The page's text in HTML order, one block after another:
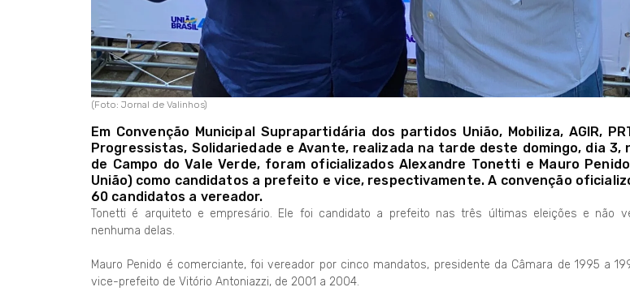
(Foto: Jornal de Valinhos)
Em Convenção Municipal Suprapartidária dos partidos União, Mobiliza, AGIR,
Progressistas, Solidariedade e Avante, realizada na tarde deste domingo, dia 3,
de Campo do Vale Verde, foram oficializados Alexandre Tonetti e Mauro
União) como candidatos a prefeito e vice, respectivamente. A convenção
60 candidatos a vereador.
Tonetti é arquiteto e empresário. Ele foi candidato a prefeito nas três últimas eleições e não
nenhuma delas.
Mauro Penido é comerciante, foi vereador por cinco mandatos, presidente da Câmara de 1995 a
vice-prefeito de Vitório Antoniazzi, de 2001 a 2004.